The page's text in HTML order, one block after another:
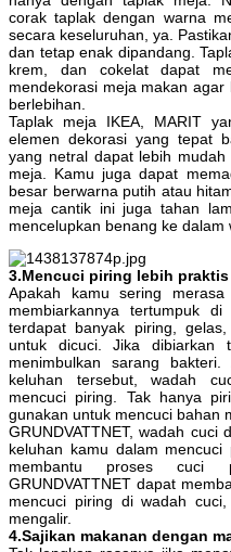
corak taplak dengan warna
secara keseluruhan, ya.
dan tetap enak dipandang.
krem, dan cokelat dapat
mendekorasi meja makan
berlebihan.
Taplak meja IKEA, MARIT
elemen dekorasi yang tepat
yang netral dapat lebih
meja. Kamu juga dapat
besar berwarna putih atau
meja cantik ini juga tahan
mencelupkan benang ke dalam
3.Mencuci piring lebih
Apakah kamu sering
membiarkannya tertumpuk
terdapat banyak piring,
untuk dicuci. Jika dibiarkan
menimbulkan sarang
keluhan tersebut, wadah
mencuci piring. Tak hanya
gunakan untuk mencuci bahan
GRUNDVATTNET, wadah cuci
keluhan kamu dalam
membantu proses cuci
GRUNDVATTNET dapat
mencuci piring di wadah
mengalir.
4.Sajikan makanan dengan